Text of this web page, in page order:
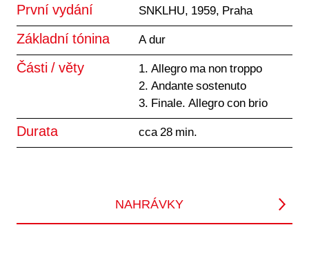
NAHRÁVKY
První vydání SNKLHU, 1959, Praha
Základní tónina A dur
Části / věty
1. Allegro ma non troppo
2. Andante sostenuto
3. Finale. Allegro con brio
Durata cca 28 min.